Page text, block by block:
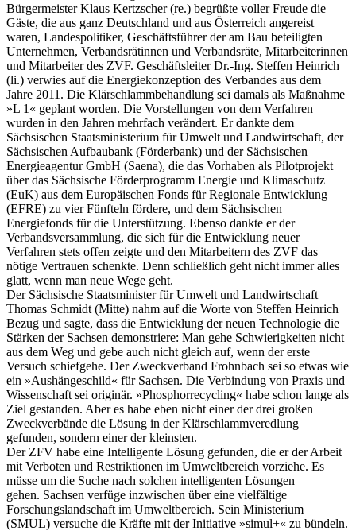
Bürgermeister Klaus Kertzscher (re.) begrüßte voller Freude die
Gäste, die aus ganz Deutschland und aus Österreich angereist
waren, Landespolitiker, Geschäftsführer der am Bau beteiligten
Unternehmen, Verbandsrätinnen und Verbandsräte, Mitarbeiterinnen
und Mitarbeiter des ZVF. Geschäftsleiter Dr.-Ing. Steffen Heinrich
(li.) verwies auf die Energiekonzeption des Verbandes aus dem
Jahre 2011. Die Klärschlammbehandlung sei damals als Maßnahme
»L 1« geplant worden. Die Vorstellungen von dem Verfahren
wurden in den Jahren mehrfach verändert. Er dankte dem
Sächsischen Staatsministerium für Umwelt und Landwirtschaft, der
Sächsischen Aufbaubank (Förderbank) und der Sächsischen
Energieagentur GmbH (Saena), die das Vorhaben als Pilotprojekt
über das Sächsische Förderprogramm Energie und Klimaschutz
(EuK) aus dem Europäischen Fonds für Regionale Entwicklung
(EFRE) zu vier Fünfteln fördere, und dem Sächsischen
Energiefonds für die Unterstützung. Ebenso dankte er der
Verbandsversammlung, die sich für die Entwicklung neuer
Verfahren stets offen zeigte und den Mitarbeitern des ZVF das
nötige Vertrauen schenkte. Denn schließlich geht nicht immer alles
glatt, wenn man neue Wege geht.
Der Sächsische Staatsminister für Umwelt und Landwirtschaft
Thomas Schmidt (Mitte) nahm auf die Worte von Steffen Heinrich
Bezug und sagte, dass die Entwicklung der neuen Technologie die
Stärken der Sachsen demonstriere: Man gehe Schwierigkeiten nicht
aus dem Weg und gebe auch nicht gleich auf, wenn der erste
Versuch schiefgehe. Der Zweckverband Frohnbach sei so etwas wie
ein »Aushängeschild« für Sachsen. Die Verbindung von Praxis und
Wissenschaft sei originär. »Phosphorrecycling« habe schon lange als
Ziel gestanden. Aber es habe eben nicht einer der drei großen
Zweckverbände die Lösung in der Klärschlammveredlung
gefunden, sondern einer der kleinsten.
Der ZFV habe eine Intelligente Lösung gefunden, die er der Arbeit
mit Verboten und Restriktionen im Umweltbereich vorziehe. Es
müsse um die Suche nach solchen intelligenten Lösungen
gehen. Sachsen verfüge inzwischen über eine vielfältige
Forschungslandschaft im Umweltbereich. Sein Ministerium
(SMUL) versuche die Kräfte mit der Initiative »simul+« zu bündeln.